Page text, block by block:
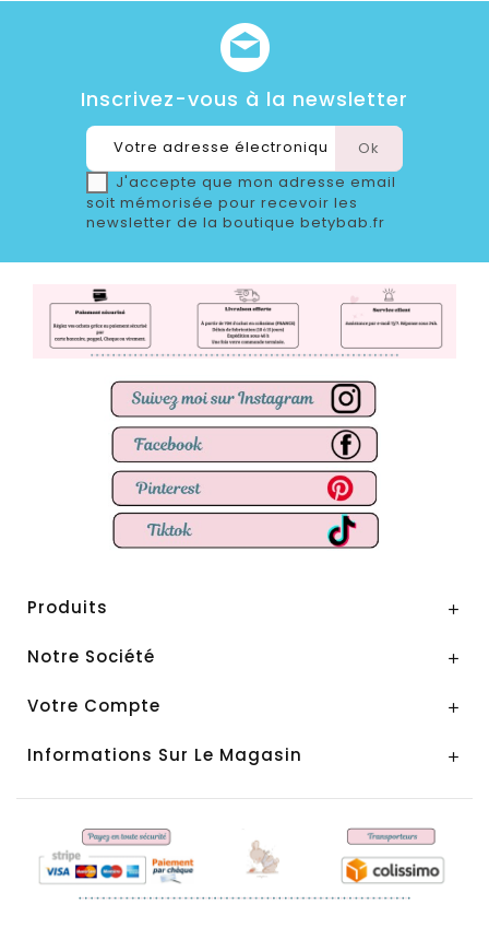
Inscrivez-vous à la newsletter
J'accepte que mon adresse email
soit mémorisée pour recevoir les
newsletter de la boutique betybab.fr
Produits 
Notre Société 
Votre Compte 
Informations Sur Le Magasin 